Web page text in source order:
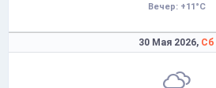
Вечер: +11°C
30 Мая 2026, Сб